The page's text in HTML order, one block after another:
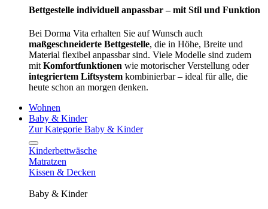
Bettgestelle individuell anpassbar – mit Stil und Funktion
Bei Dorma Vita erhalten Sie auf Wunsch auch
maßgeschneiderte Bettgestelle, die in Höhe, Breite und
Material flexibel anpassbar sind. Viele Modelle sind zudem
mit Komfortfunktionen wie motorischer Verstellung oder
integriertem Liftsystem kombinierbar – ideal für alle, die
heute schon an morgen denken.
Wohnen
Baby & Kinder
Zur Kategorie Baby & Kinder
Kinderbettwäsche
Matratzen
Kissen & Decken
Baby & Kinder